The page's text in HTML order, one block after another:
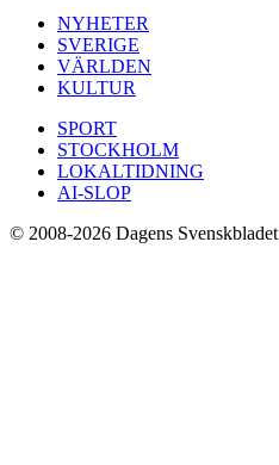
NYHETER
SVERIGE
VÄRLDEN
KULTUR
SPORT
STOCKHOLM
LOKALTIDNING
AI-SLOP
© 2008-2026 Dagens Svenskbladet